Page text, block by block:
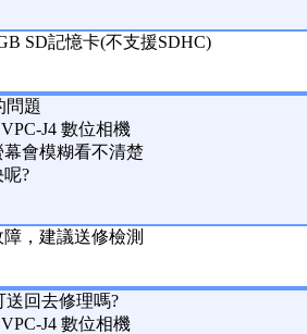
SD記憶卡(不支援SDHC)
問題
J4 數位相機
幕會模糊看不清楚
?
障，建議送修檢測
送回去修理嗎?
J4 數位相機